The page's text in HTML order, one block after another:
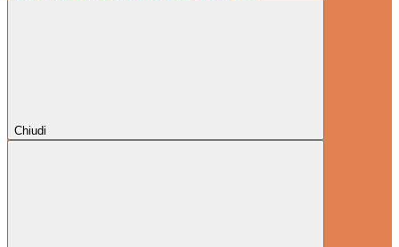
Chiudi